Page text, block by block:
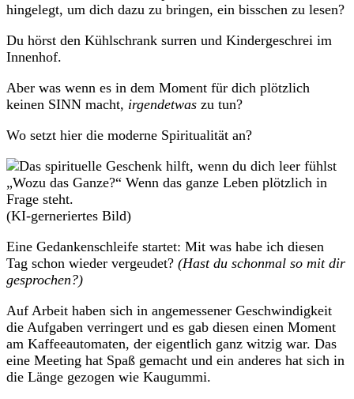
hingelegt, um dich dazu zu bringen, ein bisschen zu lesen?
Du hörst den Kühlschrank surren und Kindergeschrei im
Innenhof.
Aber was wenn es in dem Moment für dich plötzlich
keinen SINN macht, irgendetwas zu tun?
Wo setzt hier die moderne Spiritualität an?
„Wozu das Ganze?“ Wenn das ganze Leben plötzlich in
Frage steht.
(KI-gerneriertes Bild)
Eine Gedankenschleife startet: Mit was habe ich diesen
Tag schon wieder vergeudet? (Hast du schonmal so mit dir
gesprochen?)
Auf Arbeit haben sich in angemessener Geschwindigkeit
die Aufgaben verringert und es gab diesen einen Moment
am Kaffeeautomaten, der eigentlich ganz witzig war. Das
eine Meeting hat Spaß gemacht und ein anderes hat sich in
die Länge gezogen wie Kaugummi.